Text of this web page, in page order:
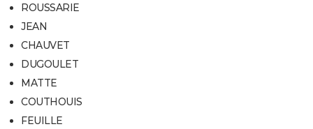
ROUSSARIE
JEAN
CHAUVET
DUGOULET
MATTE
COUTHOUIS
FEUILLE